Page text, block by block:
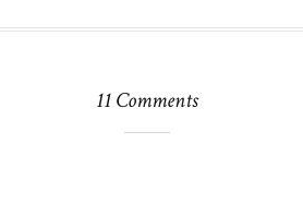
11 Comments